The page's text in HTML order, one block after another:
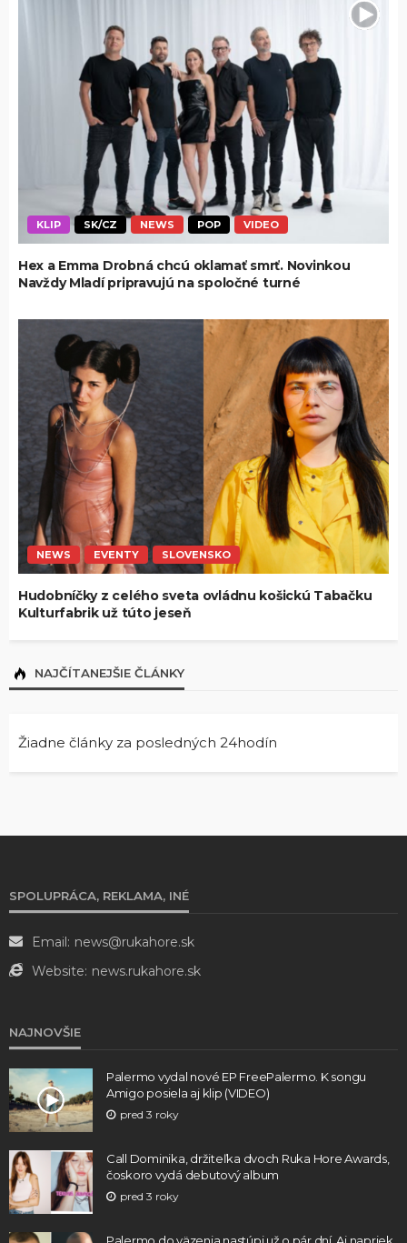
KLIP SK/CZ NEWS POP VIDEO
Hex a Emma Drobná chcú oklamať smrť. Novinkou
Navždy Mladí pripravujú na spoločné turné
NEWS EVENTY SLOVENSKO
Hudobníčky z celého sveta ovládnu košickú Tabačku
Kulturfabrik už túto jeseň
NAJČÍTANEJŠIE ČLÁNKY
Žiadne články za posledných 24hodín
SPOLUPRÁCA, REKLAMA, INÉ
Email: news@rukahore.sk
Website: news.rukahore.sk
NAJNOVŠIE
Palermo vydal nové EP FreePalermo. K songu
Amigo posiela aj klip (VIDEO)
pred 3 roky
Call Dominika, držiteľka dvoch Ruka Hore Awards,
čoskoro vydá debutový album
pred 3 roky